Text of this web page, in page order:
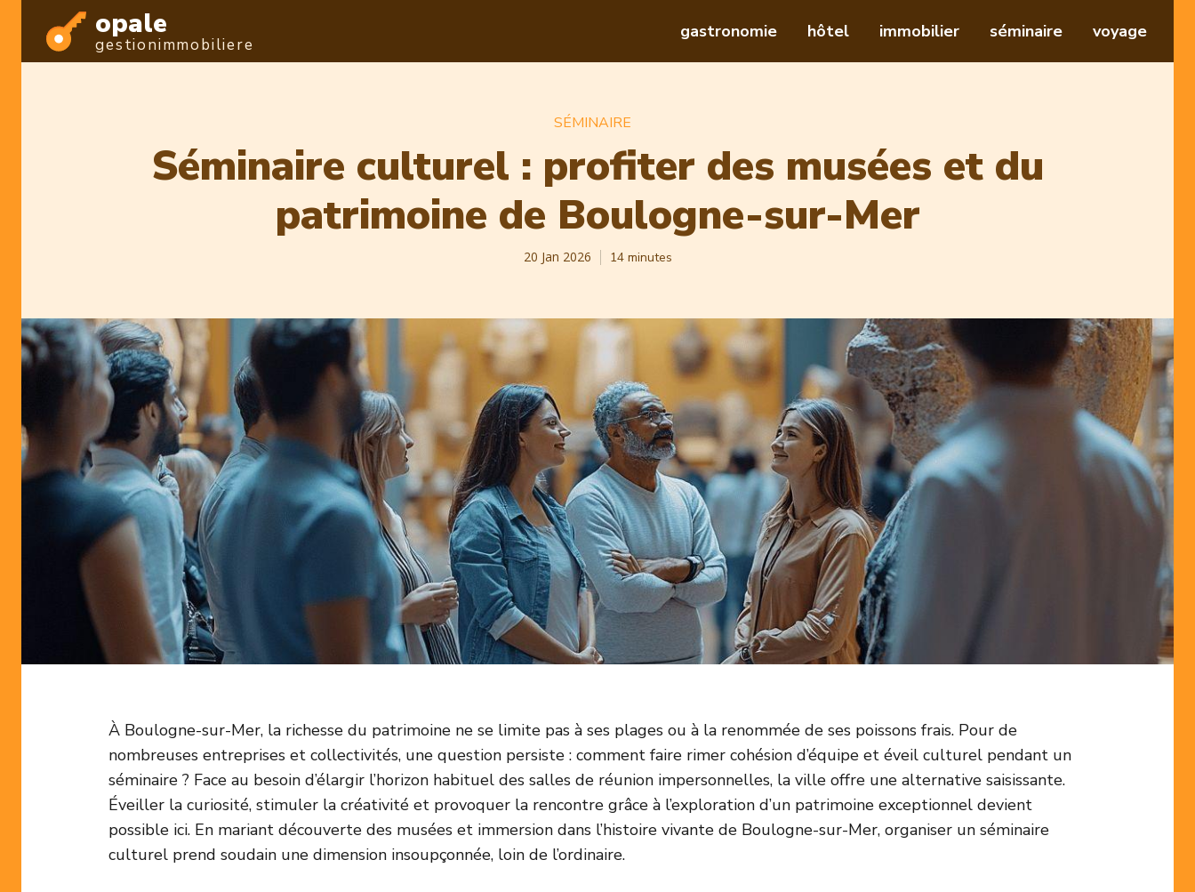
opale
gestionimmobiliere
gastronomie hôtel immobilier séminaire voyage
SÉMINAIRE
Séminaire culturel : profiter des musées et du
patrimoine de Boulogne-sur-Mer
20 Jan 2026 14minutes
À Boulogne-sur-Mer, la richesse du patrimoine ne se limite pas à ses plages ou à la renommée de ses poissons frais. Pour de
nombreuses entreprises et collectivités, une question persiste : comment faire rimer cohésion d’équipe et éveil culturel pendant un
séminaire ? Face au besoin d’élargir l’horizon habituel des salles de réunion impersonnelles, la ville offre une alternative saisissante.
Éveiller la curiosité, stimuler la créativité et provoquer la rencontre grâce à l’exploration d’un patrimoine exceptionnel devient
possible ici. En mariant découverte des musées et immersion dans l’histoire vivante de Boulogne-sur-Mer, organiser un séminaire
culturel prend soudain une dimension insoupçonnée, loin de l’ordinaire.